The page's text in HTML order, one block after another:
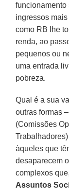
funcionamento
ingressos
como RB lhe
renda, ao
pequenos ou
uma entrada
pobreza.
Qual é a sua
outras formas
(Comissões
àqueles que
desaparecem
complexos
Assuntos